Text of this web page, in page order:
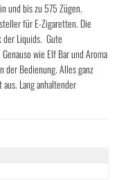
und bis zu 575 Zügen.
für E-Zigaretten. Die
der Liquids. Gute
wie Elf Bar und Aroma
der Bedienung. Alles ganz
Lang anhaltender